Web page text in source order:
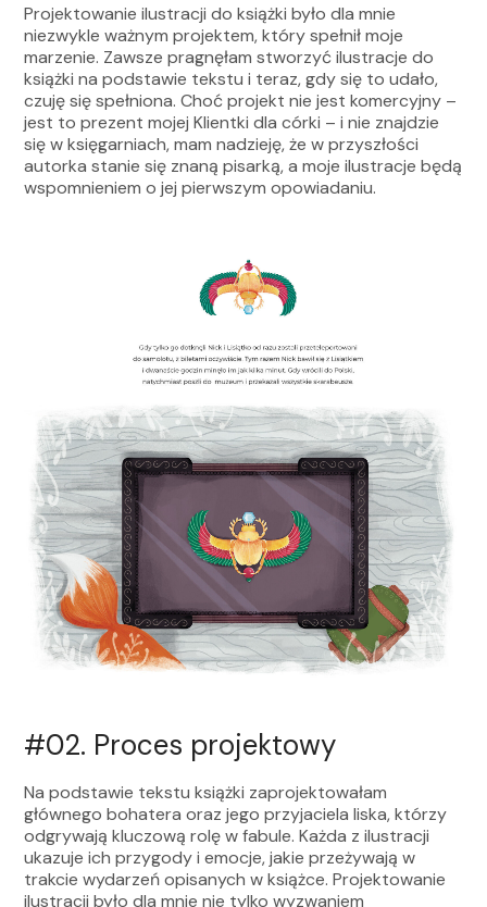
Projektowanie ilustracji do książki było dla mnie
niezwykle ważnym projektem, który spełnił moje
marzenie. Zawsze pragnęłam stworzyć ilustracje do
książki na podstawie tekstu i teraz, gdy się to udało,
czuję się spełniona. Choć projekt nie jest komercyjny –
jest to prezent mojej Klientki dla córki – i nie znajdzie
się w księgarniach, mam nadzieję, że w przyszłości
autorka stanie się znaną pisarką, a moje ilustracje będą
wspomnieniem o jej pierwszym opowiadaniu.
#02. Proces projektowy
Na podstawie tekstu książki zaprojektowałam
głównego bohatera oraz jego przyjaciela liska, którzy
odgrywają kluczową rolę w fabule. Każda z ilustracji
ukazuje ich przygody i emocje, jakie przeżywają w
trakcie wydarzeń opisanych w książce. Projektowanie
ilustracji było dla mnie nie tylko wyzwaniem